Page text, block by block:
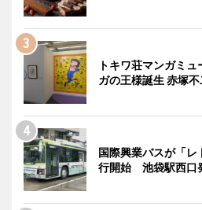
トキワ荘マンガミ
ガの王様誕生 赤塚不
国際興業バスが「
行開始 池袋駅西口